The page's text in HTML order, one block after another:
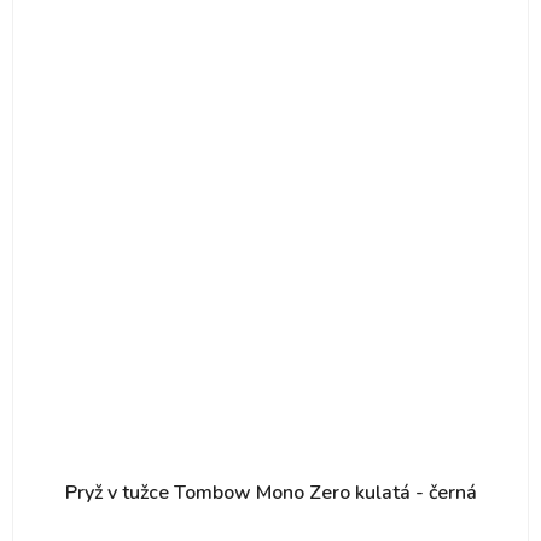
Pryž v tužce Tombow Mono Zero kulatá - černá